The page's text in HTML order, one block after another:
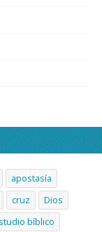
apostasía
cruz
Dios
bíblico